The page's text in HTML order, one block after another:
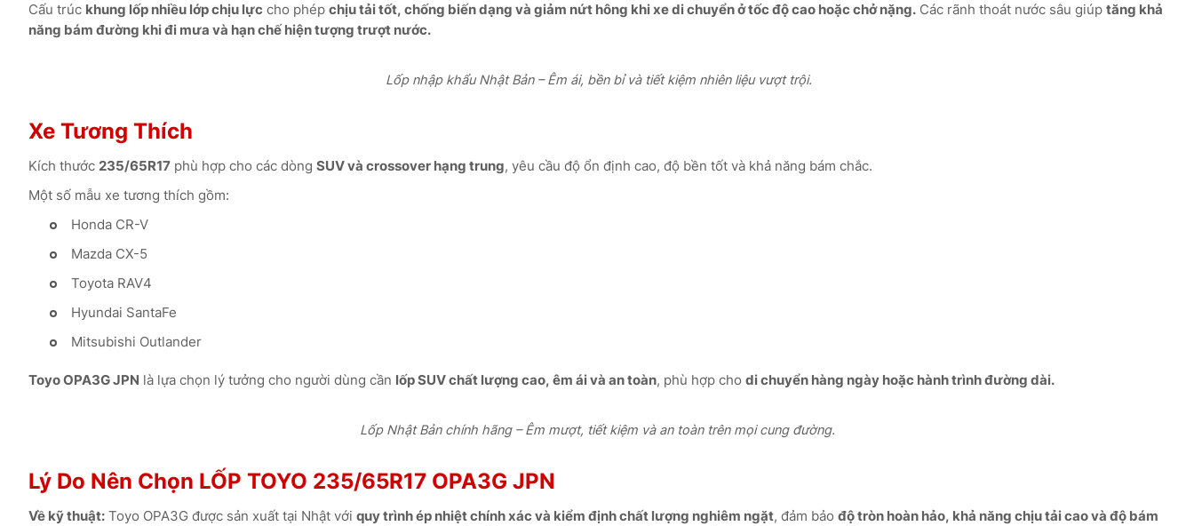
Cấu trúc khung lốp nhiều lớp chịu lực cho phép chịu tải tốt, chống biến dạng và giảm nứt hông khi xe di chuyển ở tốc độ cao hoặc chở nặng. Các rãnh thoát nước sâu giúp tăng khả
năng bám đường khi đi mưa và hạn chế hiện tượng trượt nước.
Lốp nhập khẩu Nhật Bản – Êm ái, bền bỉ và tiết kiệm nhiên liệu vượt trội.
Xe Tương Thích
Kích thước 235/65R17 phù hợp cho các dòng SUV và crossover hạng trung, yêu cầu độ ổn định cao, độ bền tốt và khả năng bám chắc.
Một số mẫu xe tương thích gồm:
Honda CR-V
Mazda CX-5
Toyota RAV4
Hyundai SantaFe
Mitsubishi Outlander
Toyo OPA3G JPN là lựa chọn lý tưởng cho người dùng cần lốp SUV chất lượng cao, êm ái và an toàn, phù hợp cho di chuyển hàng ngày hoặc hành trình đường dài.
Lốp Nhật Bản chính hãng – Êm mượt, tiết kiệm và an toàn trên mọi cung đường.
Lý Do Nên Chọn LỐP TOYO 235/65R17 OPA3G JPN
Về kỹ thuật: Toyo OPA3G được sản xuất tại Nhật với quy trình ép nhiệt chính xác và kiểm định chất lượng nghiêm ngặt, đảm bảo độ tròn hoàn hảo, khả năng chịu tải cao và độ bám